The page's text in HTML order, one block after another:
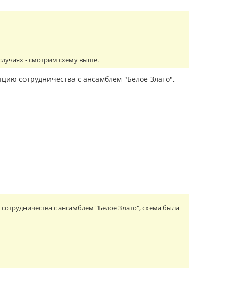
- смотрим схему выше.
сотрудничества с ансамблем "Белое Злато",
с ансамблем "Белое Злато", схема была